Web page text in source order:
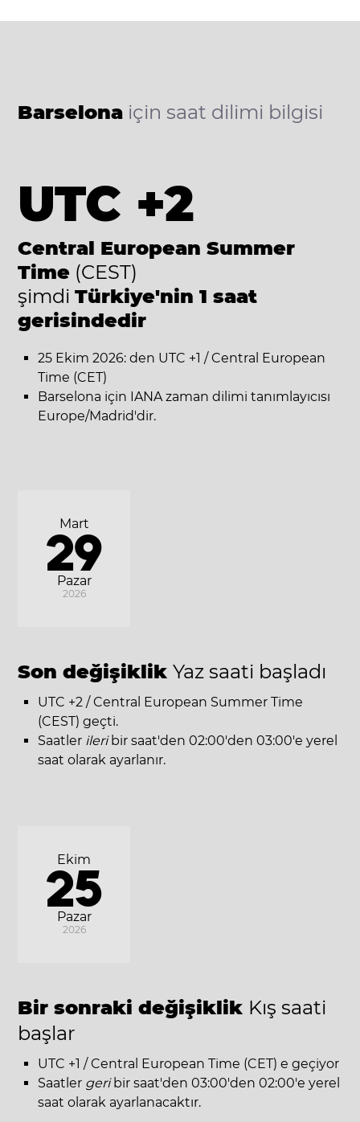
Barselona için saat dilimi bilgisi
UTC +2
Central European Summer
Time (CEST)
şimdi Türkiye'nin 1 saat
gerisindedir
25 Ekim 2026: den UTC +1 / Central European
Time (CET)
Barselona için IANA zaman dilimi tanımlayıcısı
Europe/Madrid'dir.
Pazar
Mart
29
2026
Son değişiklikYaz saati başladı
UTC +2 / Central European Summer Time
(CEST) geçti.
Saatler ileribir saat'den 02:00'den 03:00'e yerel
saat olarak ayarlanır.
Pazar
Ekim
25
2026
Bir sonraki değişiklik Kış saati
başlar
UTC +1 / Central European Time (CET) e geçiyor
Saatler geribir saat'den 03:00'den 02:00'e yerel
saat olarak ayarlanacaktır.